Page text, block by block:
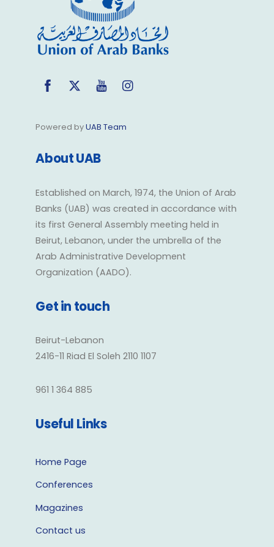
Facebook
Twitter YouTube
Powered byUAB Team
About UAB
Established on March, 1974, the Union of Arab
Banks (UAB) was created in accordance with
its first General Assembly meeting held in
Beirut, Lebanon, under the umbrella of the
Arab Administrative Development
Organization (AADO).
Get in touch
Beirut-Lebanon
2416-11 Riad El Soleh 2110 1107
961 1 364 885
Useful Links
Home Page
Conferences
Magazines
Contact us